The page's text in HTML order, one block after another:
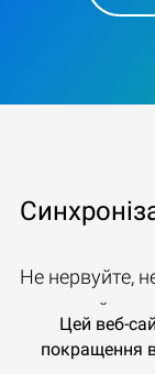
Не нервуйте,
дотримуйтесь
Цей веб-
покращення